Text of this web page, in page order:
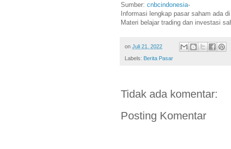
Sumber: cnbcindonesia-
Informasi lengkap pasar saham ada di
Materi belajar trading dan investasi
on Juli 21, 2022
Labels: Berita Pasar
Tidak ada komentar:
Posting Komentar